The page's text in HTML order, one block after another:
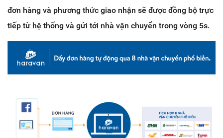
đơn hàng và phương thức giao nhận sẽ được đồng bộ trực
tiếp từ hệ thống và gửi tới nhà vận chuyển trong vòng 5s.